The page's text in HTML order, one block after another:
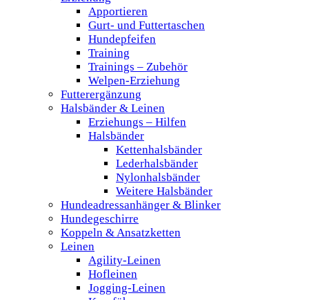
Apportieren
Gurt- und Futtertaschen
Hundepfeifen
Training
Trainings – Zubehör
Welpen-Erziehung
Futterergänzung
Halsbänder & Leinen
Erziehungs – Hilfen
Halsbänder
Kettenhalsbänder
Lederhalsbänder
Nylonhalsbänder
Weitere Halsbänder
Hundeadressanhänger & Blinker
Hundegeschirre
Koppeln & Ansatzketten
Leinen
Agility-Leinen
Hofleinen
Jogging-Leinen